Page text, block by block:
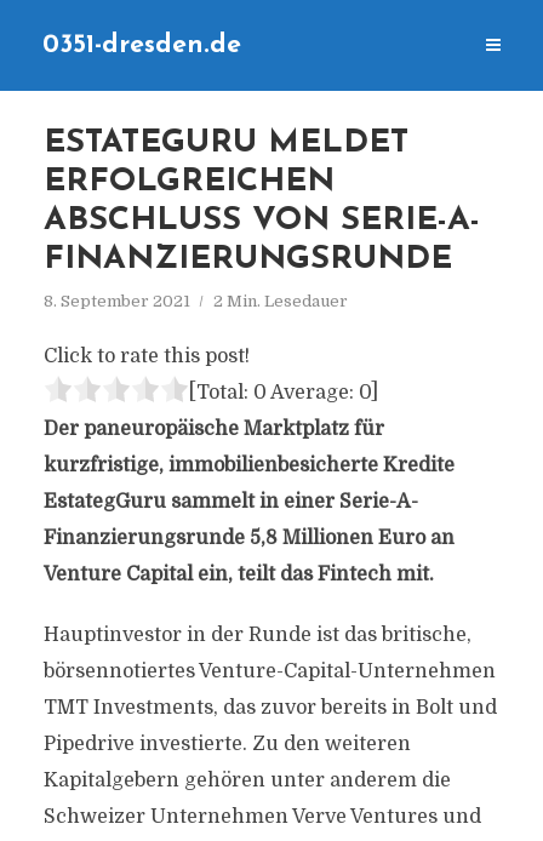
0351-dresden.de
ESTATEGURU MELDET
ERFOLGREICHEN
ABSCHLUSS VON SERIE-A-
FINANZIERUNGSRUNDE
8. September 2021 2 Min. Lesedauer
Click to rate this post!
[Total: 0 Average: 0]
Der paneuropäische Marktplatz für
kurzfristige, immobilienbesicherte Kredite
EstategGuru sammelt in einer Serie-A-
Finanzierungsrunde 5,8 Millionen Euro an
Venture Capital ein, teilt das Fintech mit.
Hauptinvestor in der Runde ist das britische,
börsennotiertes Venture-Capital-Unternehmen
TMT Investments, das zuvor bereits in Bolt und
Pipedrive investierte. Zu den weiteren
Kapitalgebern gehören unter anderem die
Schweizer Unternehmen Verve Ventures und